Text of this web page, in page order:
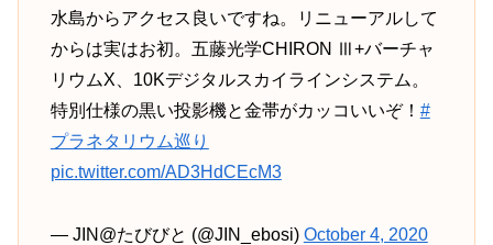
水島からアクセス良いですね。リニューアルして
からは実はお初。五藤光学CHIRON Ⅲ+バーチャ
リウムX、10Kデジタルスカイラインシステム。
特別仕様の黒い投影機と金帯がカッコいいぞ！ #
プラネタリウム巡り
pic.twitter.com/AD3HdCEcM3
— JIN@たびびと (@JIN_ebosi) October 4, 2020